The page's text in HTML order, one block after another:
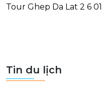
Tour Ghep Da Lat 2 6
Tin du lịch